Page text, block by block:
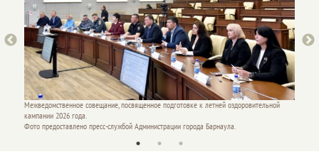
Межведомственное совещание, посвященное подготовке к летней оздоровительной
кампании 2026 года.
Фото предоставлено пресс-службой Администрации города Барнаула.